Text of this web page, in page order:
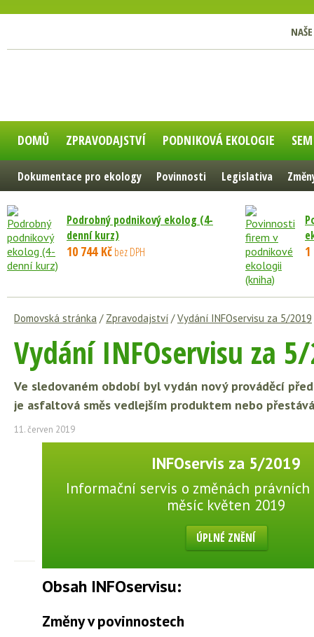
DOMŮ ZPRAVODAJSTVÍ PODNIKOVÁ EKOLOGIE
Dokumentace pro ekology Povinnosti Legislativa
Podrobný podnikový ekolog (4-
denní kurz)
10 744 Kčbez DPH 1
Domovská stránka / Zpravodajství /Vydání INFOservisu za 5/2019
Vydání INFOservisu za
Ve sledovaném období byl vydán nový prováděcí
je asfaltová směs vedlejším produktem nebo
11. červen 2019
INFOservis za 5/2019
Informační servis o změnách právních
měsíc květen 2019
ÚPLNÉ ZNĚNÍ
Obsah INFOservisu:
Změny v povinnostech